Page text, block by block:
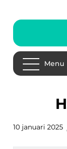
Menu
10 januari 2025